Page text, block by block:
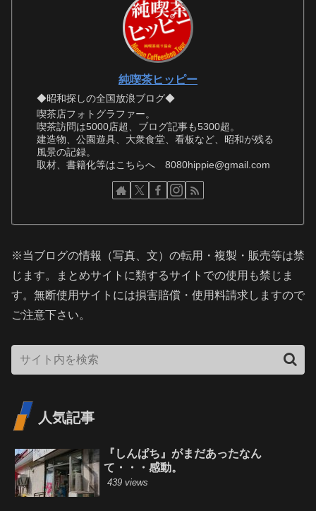
純喫茶ヒッピー
◆昭和探しの全国放浪ブログ◆
喫茶店フォトグラファー。
喫茶訪問は5000店超、ブログ記事も5300超。
建造物、公園遊具、大衆食堂、看板など、昭和が残る
風景の記録。
取材、書籍化等はこちらへ 8080hippie@gmail.com
※当ブログの情報（写真、文）の転用・複製・販売等は禁
じます。まとめサイトに類するサイトでの使用も禁じま
す。無断使用サイトには損害賠償・使用料請求しますので
ご注意下さい。
人気記事
『しんぱち』がまだあったなん
て・・・感動。
439 views